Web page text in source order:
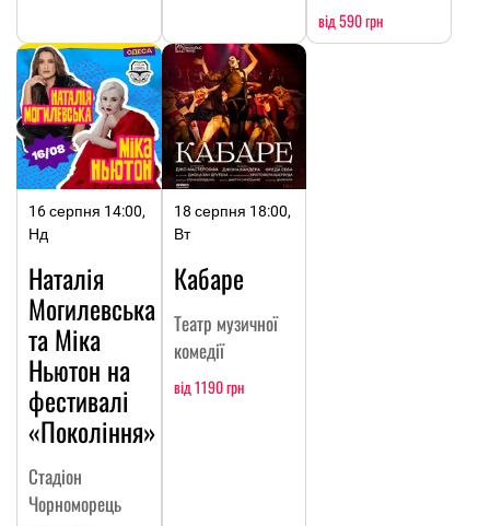
від 590 грн
16 серпня 14:00,
Нд
Наталія
Могилевська
та Міка
Ньютон на
фестивалі
«Покоління»
Стадіон
Чорноморець
18 серпня 18:00,
Вт
Кабаре
Театр музичної
комедії
від 1190 грн